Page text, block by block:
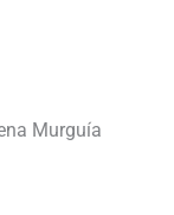
Murguía